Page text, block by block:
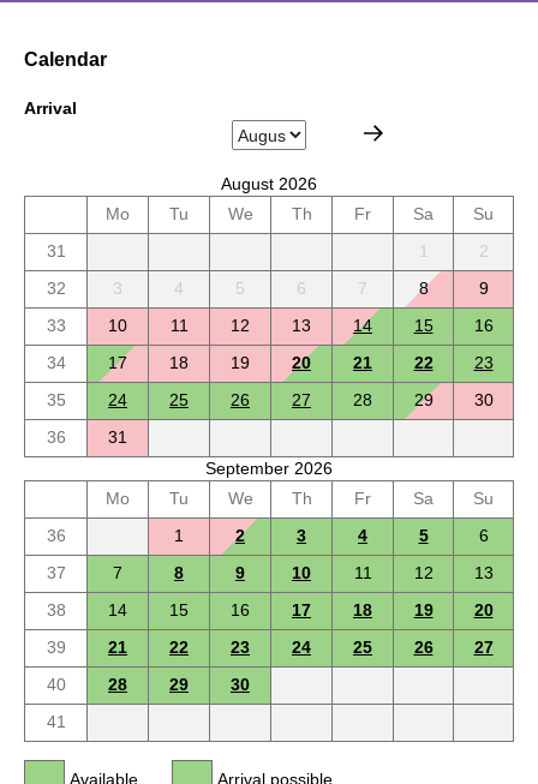
Calendar
Arrival
August 2026
Mo
Tu We Th Fr Sa
Su
31
1
2
32
3 4 5 6 7 8
9
33
10 11 12 13 14 15
16
34
17 18 19 20 21 22
23
35
24 25 26 27 28 29
30
36
31
September 2026
Mo
Tu We Th Fr Sa
Su
36
1 2 3 4 5
6
37
7 8 9 10 11 12
13
38
14 15 16 17 18 19
20
39
21 22 23 24 25 26
27
40
28 29
30
41
Available Arrival possible